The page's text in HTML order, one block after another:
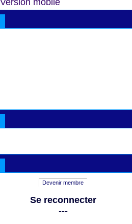
Version mobile
Devenir membre
Se reconnecter
---